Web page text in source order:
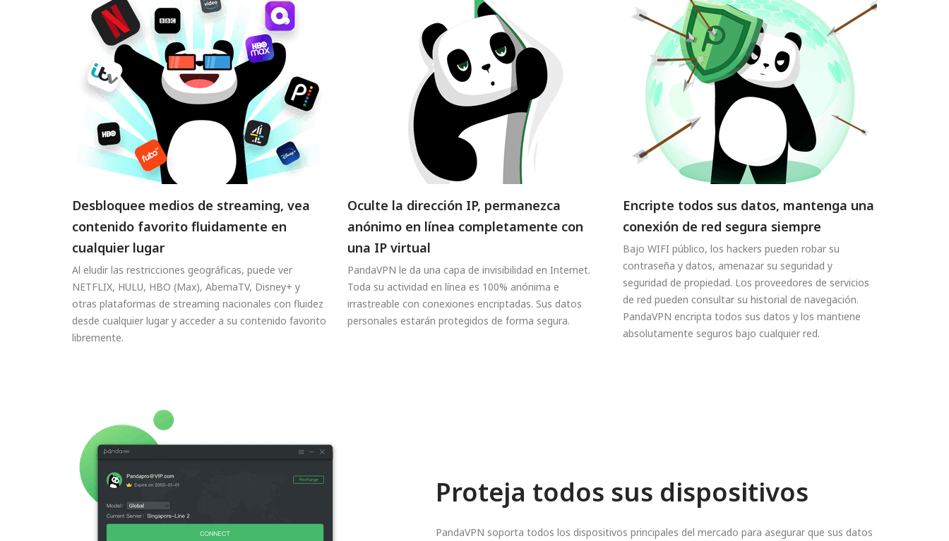
Desbloquee medios de streaming, vea
contenido favorito fluidamente en
cualquier lugar
Al eludir las restricciones geográficas, puede ver
NETFLIX, HULU, HBO (Max), AbemaTV, Disney+ y
otras plataformas de streaming nacionales con fluidez
desde cualquier lugar y acceder a su contenido favorito
libremente.
Oculte la dirección IP, permanezca
anónimo en línea completamente con
una IP virtual
PandaVPN le da una capa de invisibilidad en Internet.
Toda su actividad en línea es 100% anónima e
irrastreable con conexiones encriptadas. Sus datos
personales estarán protegidos de forma segura.
Encripte todos sus datos, mantenga una
conexión de red segura siempre
Bajo WIFI público, los hackers pueden robar su
contraseña y datos, amenazar su seguridad y
seguridad de propiedad. Los proveedores de servicios
de red pueden consultar su historial de navegación.
PandaVPN encripta todos sus datos y los mantiene
absolutamente seguros bajo cualquier red.
Proteja todos sus dispositivos
PandaVPN soporta todos los dispositivos principales del mercado para asegurar que sus datos